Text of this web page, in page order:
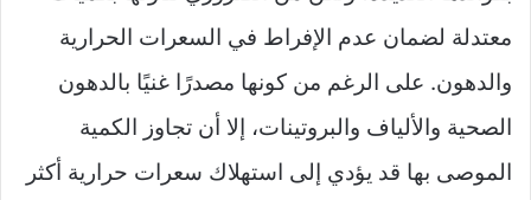
معتدلة لضمان عدم الإفراط في السعرات الحرارية
والدهون. على الرغم من كونها مصدرًا غنيًا بالدهون
الصحية والألياف والبروتينات، إلا أن تجاوز الكمية
الموصى بها قد يؤدي إلى استهلاك سعرات حرارية أكثر